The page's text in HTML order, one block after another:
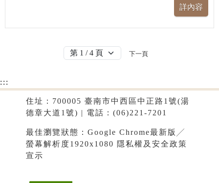
下一頁
:::
住址：700005 臺南市中西區中正路1號(湯
德章大道1號) | 電話：(06)221-7201
最佳瀏覽狀態：Google Chrome最新版╱
螢幕解析度1920x1080 隱私權及安全政策
宣示